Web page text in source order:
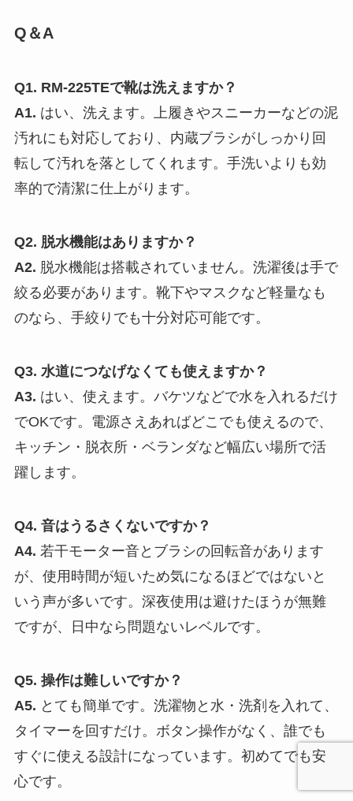
Q＆A
Q1. RM-225TEで靴は洗えますか？
A1. はい、洗えます。上履きやスニーカーなどの泥
汚れにも対応しており、内蔵ブラシがしっかり回
転して汚れを落としてくれます。手洗いよりも効
率的で清潔に仕上がります。
Q2. 脱水機能はありますか？
A2. 脱水機能は搭載されていません。洗濯後は手で
絞る必要があります。靴下やマスクなど軽量なも
のなら、手絞りでも十分対応可能です。
Q3. 水道につなげなくても使えますか？
A3. はい、使えます。バケツなどで水を入れるだけ
でOKです。電源さえあればどこでも使えるので、
キッチン・脱衣所・ベランダなど幅広い場所で活
躍します。
Q4. 音はうるさくないですか？
A4. 若干モーター音とブラシの回転音があります
が、使用時間が短いため気になるほどではないと
いう声が多いです。深夜使用は避けたほうが無難
ですが、日中なら問題ないレベルです。
Q5. 操作は難しいですか？
A5. とても簡単です。洗濯物と水・洗剤を入れて、
タイマーを回すだけ。ボタン操作がなく、誰でも
すぐに使える設計になっています。初めてでも安
心です。